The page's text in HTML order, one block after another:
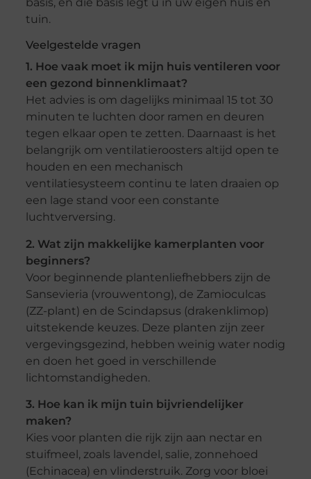
basis, en die basis legt u in uw eigen huis en
tuin.
Veelgestelde vragen
1. Hoe vaak moet ik mijn huis ventileren voor
een gezond binnenklimaat?
Het advies is om dagelijks minimaal 15 tot 30
minuten te luchten door ramen en deuren
tegen elkaar open te zetten. Daarnaast is het
belangrijk om ventilatieroosters altijd open te
houden en een mechanisch
ventilatiesysteem continu te laten draaien op
een lage stand voor een constante
luchtverversing.
2. Wat zijn makkelijke kamerplanten voor
beginners?
Voor beginnende plantenliefhebbers zijn de
Sansevieria (vrouwentong), de Zamioculcas
(ZZ-plant) en de Scindapsus (drakenklimop)
uitstekende keuzes. Deze planten zijn zeer
vergevingsgezind, hebben weinig water nodig
en doen het goed in verschillende
lichtomstandigheden.
3. Hoe kan ik mijn tuin bijvriendelijker
maken?
Kies voor planten die rijk zijn aan nectar en
stuifmeel, zoals lavendel, salie, zonnehoed
(Echinacea) en vlinderstruik. Zorg voor bloei